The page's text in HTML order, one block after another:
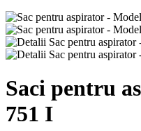
Saci pentru
751 I